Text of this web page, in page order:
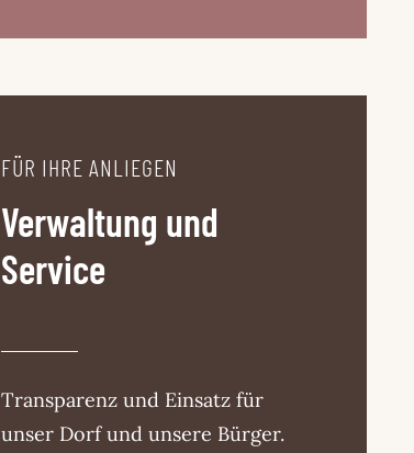
FÜR IHRE ANLIEGEN
Verwaltung und
Service
Transparenz und Einsatz für
unser Dorf und unsere Bürger.